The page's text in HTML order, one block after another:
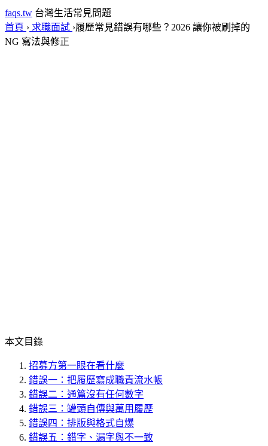
faqs.tw 台灣生活常見問題
首頁 › 求職面試 ›履歷常見錯誤有哪些？2026 讓你被刷掉的
NG 寫法與修正
本文目錄
招募方第一眼在看什麼
錯誤一：把履歷寫成職責流水帳
錯誤二：通篇沒有任何數字
錯誤三：罐頭自傳與萬用履歷
錯誤四：排版與格式自爆
錯誤五：錯字、漏字與不一致